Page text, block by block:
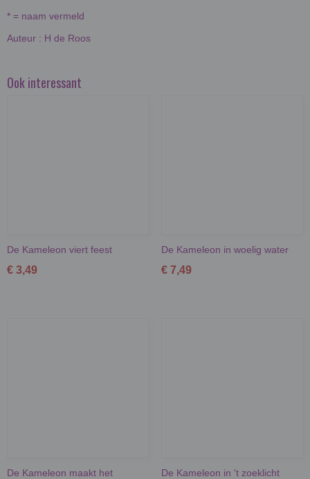
* = naam vermeld
Auteur : H de Roos
Ook interessant
De Kameleon viert feest
€ 3,49
De Kameleon in woelig water
€ 7,49
De Kameleon maakt het
De Kameleon in 't zoeklicht